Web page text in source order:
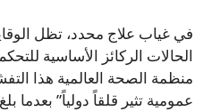
في غياب علاج محدد، تظل
الحالات الركائز الأساسية
منظمة الصحة العالمية هذا
عمومية تثير قلقاً دولياً” بعدما